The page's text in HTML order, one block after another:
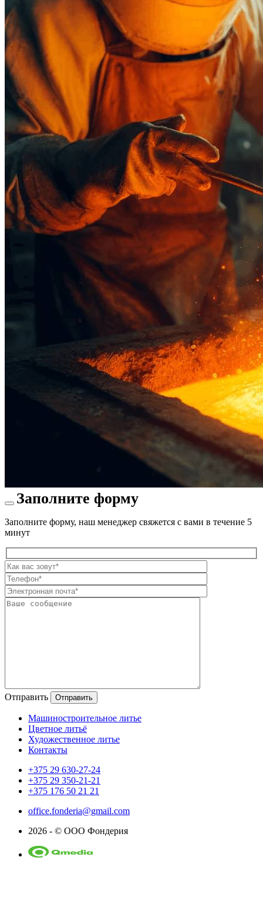
Заполните форму
Заполните форму, наш менеджер свяжется с вами в течение 5
минут
Оставьте
это
поле
пустым.
Отправить
Машиностроительное литье
Цветное литьё
Художественное литье
Контакты
+375 29 630-27-24
+375 29 350-21-21
+375 176 50 21 21
office.fonderia@gmail.com
2026 - © ООО Фондерия